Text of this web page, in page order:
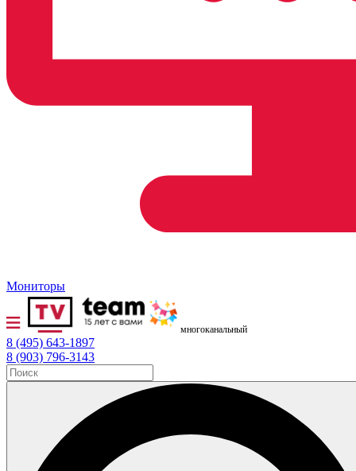
Мониторы
многоканальный
8 (495) 643-1897
8 (903) 796-3143